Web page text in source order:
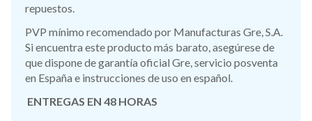
repuestos.
PVP mínimo recomendado por Manufacturas Gre, S.A.
Si encuentra este producto más barato, asegúrese de
que dispone de garantía oficial Gre, servicio posventa
en España e instrucciones de uso en español.
ENTREGAS EN 48 HORAS